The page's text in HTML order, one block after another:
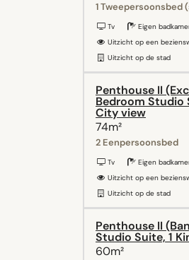
1 Tweepersoonsbed
Tv Eigen
Uitzicht op een
Uitzicht op de stad
Penthouse II
Bedroom Studio
City view
74m²
2 Eenpersoonsbed
Tv Eigen
Uitzicht op een
Uitzicht op de stad
Penthouse II
Studio Suite, 1
60m²